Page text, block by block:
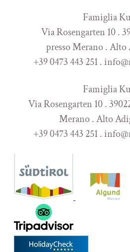
Famiglia
Via Rosengarten 10 .
presso Merano . Alto
+39 0473 443 251 .
Famiglia
Via Rosengarten 10 .
Merano . Alto
+39 0473 443 251 .